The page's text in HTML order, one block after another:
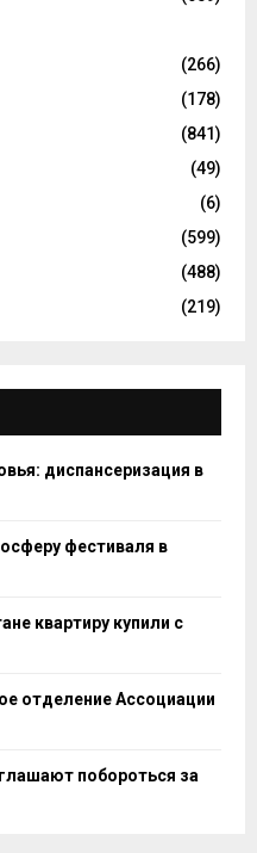
(266)
(178)
(841)
(49)
(6)
(599)
(488)
(219)
диспансеризация в
фестиваля в
квартиру купили с
отделение Ассоциации
побороться за